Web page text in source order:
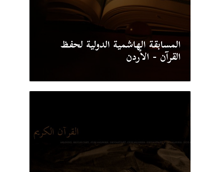
المسابقة الهاشمية الدولية لحفظ
القرآن - الأردن